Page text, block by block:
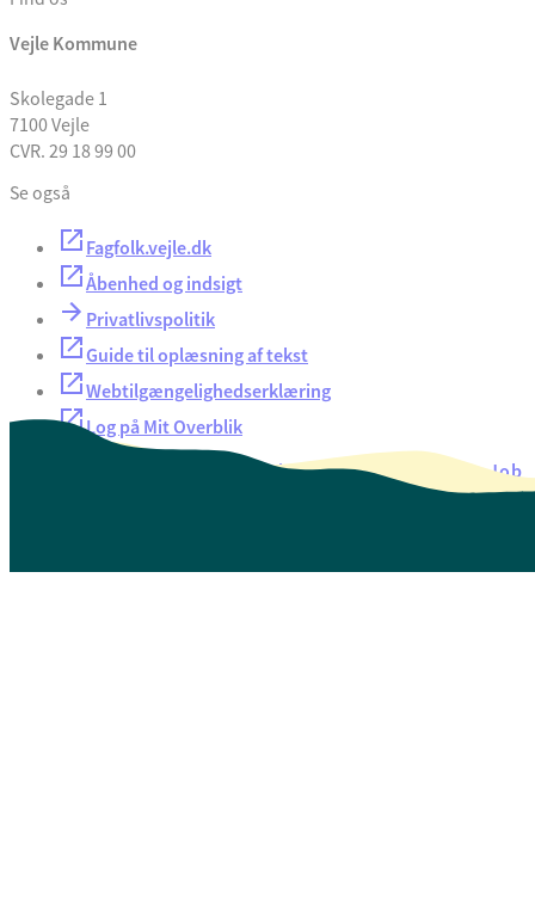
Vejle Kommune
Skolegade 1
7100 Vejle
CVR. 29 18 99 00
Se også
Fagfolk.vejle.dk
Åbenhed og indsigt
Privatlivspolitik
Guide til oplæsning af tekst
Webtilgængelighedserklæring
Log på Mit Overblik
Oversigt over selvbetjeningJob